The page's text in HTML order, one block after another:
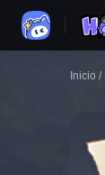
Inicio /